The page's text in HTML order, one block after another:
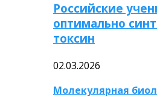
Российские
оптимально
токсин
02.03.2026
Молекулярная